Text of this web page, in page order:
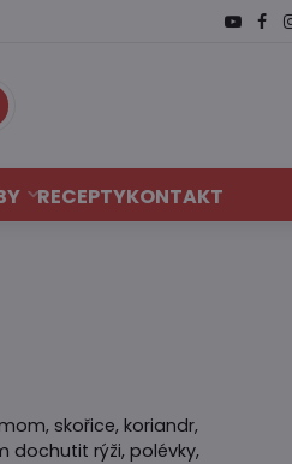
RECEPTYKONTAKT
skořice, koriandr,
dochutit rýži, polévky,